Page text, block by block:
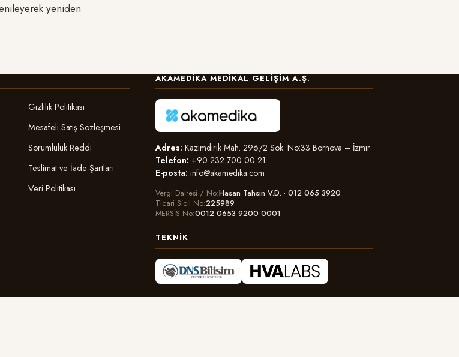
yeniden
Gizlilik Politikası
Mesafeli Satış Sözleşmesi
Sorumluluk Reddi
Teslimat ve İade Şartları
Veri Politikası
AKAMEDIKA MEDIKAL GELIŞIM A.Ş.
Adres: Kazımdirik Mah. 296/2 Sok. No:33 Bornova – İzmir
Telefon: +90 232 700 00 21
E-posta: info@akamedika.com
Vergi Dairesi / No Hasan Tahsin V.D. · 012 065 3920
Ticari Sicil No 225989
MERSİS No 0012 0653 9200 0001
TEKNIK